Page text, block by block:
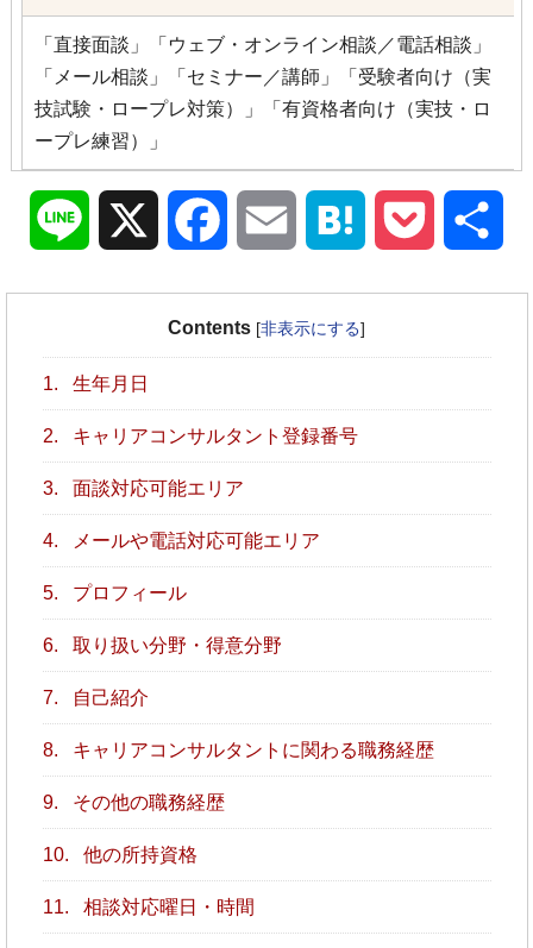
「直接面談」「ウェブ・オンライン相談／電話相談」
「メール相談」「セミナー／講師」「受験者向け（実
技試験・ロープレ対策）」「有資格者向け（実技・ロ
ープレ練習）」
Line Facebook Email Hatena Pocket
Contents [非表示にする]
1. 生年月日
2. キャリアコンサルタント登録番号
3. 面談対応可能エリア
4. メールや電話対応可能エリア
5. プロフィール
6. 取り扱い分野・得意分野
7. 自己紹介
8. キャリアコンサルタントに関わる職務経歴
9. その他の職務経歴
10. 他の所持資格
11. 相談対応曜日・時間